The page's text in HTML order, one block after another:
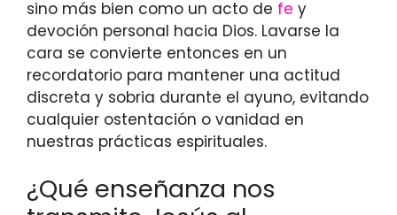
sino más bien como un acto de fe y
devoción personal hacia Dios. Lavarse la
cara se convierte entonces en un
recordatorio para mantener una actitud
discreta y sobria durante el ayuno, evitando
cualquier ostentación o vanidad en
nuestras prácticas espirituales.
¿Qué enseñanza nos